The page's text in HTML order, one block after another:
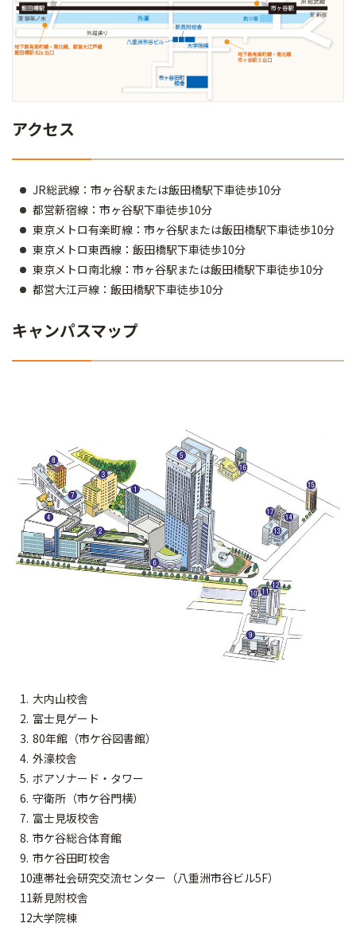
アクセス
JR総武線：市ヶ谷駅または飯田橋駅下車徒歩10分
都営新宿線：市ヶ谷駅下車徒歩10分
東京メトロ有楽町線：市ヶ谷駅または飯田橋駅下車徒歩10分
東京メトロ東西線：飯田橋駅下車徒歩10分
東京メトロ南北線：市ヶ谷駅または飯田橋駅下車徒歩10分
都営大江戸線：飯田橋駅下車徒歩10分
キャンパスマップ
大内山校舎
富士見ゲート
80年館（市ケ谷図書館）
外濠校舎
ボアソナード・タワー
守衛所（市ケ谷門横）
富士見坂校舎
市ケ谷総合体育館
市ケ谷田町校舎
連帯社会研究交流センター（八重洲市谷ビル5F）
新見附校舎
大学院棟